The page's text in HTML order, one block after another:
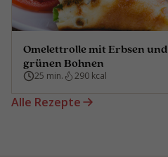
Omelettrolle mit Erbsen und
grünen Bohnen
25 min. 290 kcal
Alle Rezepte